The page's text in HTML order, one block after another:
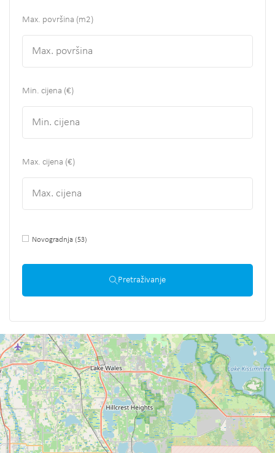
Max. površina (m2)
Min. cijena (€)
Max. cijena (€)
Novogradnja (53)
Pretraživanje